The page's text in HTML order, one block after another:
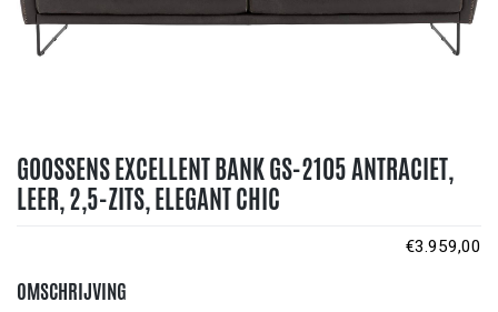
GOOSSENS EXCELLENT BANK GS-2105 ANTRACIET,
LEER, 2,5-ZITS, ELEGANT CHIC
€3.959,00
OMSCHRIJVING